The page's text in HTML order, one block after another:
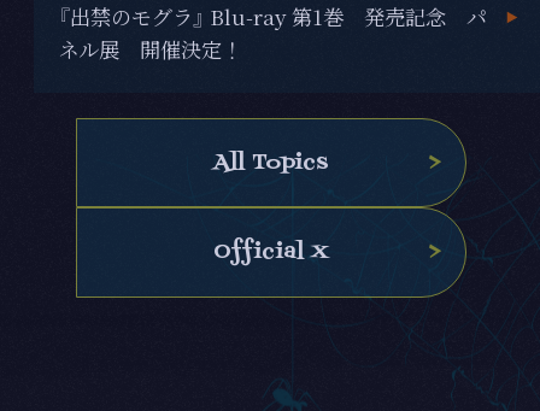
『出禁のモグラ』 Blu-ray 第1巻 発売記念 パ
ネル展 開催決定！
All Topics
Official X